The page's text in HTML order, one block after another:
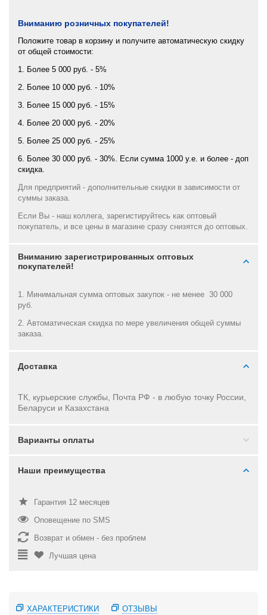
Вниманию розничных покупателей!
Положите товар в корзину и получите автоматическую скидку
от общей стоимости:
1. Более 5 000 руб. - 5%
2. Более 10 000 руб. - 10%
3. Более 15 000 руб. - 15%
4. Более 20 000 руб. - 20%
5. Более 25 000 руб. - 25%
6. Более 30 000 руб. - 30%. Если сумма 1000 у.е. и более - доп
скидка.
Для предприятий - дополнительные скидки в зависимости от
суммы заказа.
Если Вы - наш коллега, зарегистируйтесь как оптовый
покупатель, и все цены в магазине сразу снизятся до оптовых.
Вниманию зарегистрированных оптовых
покупателей!
1. Минимальная сумма оптовых закупок - не менее 30 000
руб.
2. Автоматическая скидка по мере увеличения общей суммы
заказа.
Доставка
ТК, курьерские службы, Почта РФ - в любую точку России,
Беларуси и Казахстана
Варианты оплаты
Наши преимущества
Гарантия 12 месяцев
Оповещение по SMS
Возврат и обмен - без проблем
Лучшая цена
ХАРАКТЕРИСТИКИ ОТЗЫВЫ